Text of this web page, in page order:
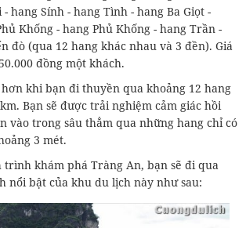
hang Sính - hang Tình - hang Ba Giọt -
Khống - hang Phủ Khống - hang Trần -
đò (qua 12 hang khác nhau và 3 đền). Giá
đồng một khách.
khi bạn đi thuyền qua khoảng 12 hang
Bạn sẽ được trải nghiệm cảm giác hồi
vào trong sâu thẳm qua những hang chỉ có
3 mét.
khám phá Tràng An, bạn sẽ đi qua
nổi bật của khu du lịch này như sau: